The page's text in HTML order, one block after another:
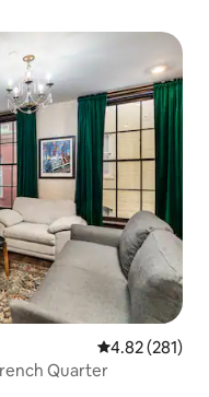
Meánrátáil
4.82 (281)
Quarter